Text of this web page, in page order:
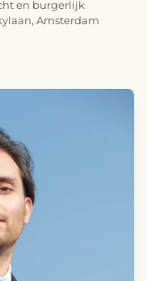
en burgerlijk
Amsterdam